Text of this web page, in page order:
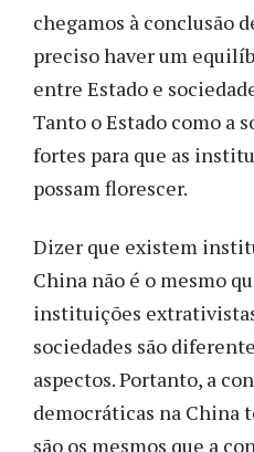
chegamos à conclusão
preciso haver um
entre Estado e
Tanto o Estado como a
fortes para que as
possam florescer.
Dizer que existem
China não é o mesmo
instituições
sociedades são
aspectos. Portanto, a
democráticas na China
são os mesmos que a